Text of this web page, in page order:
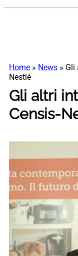
Home » News » Gli
Nestlè
Gli altri
Censis-